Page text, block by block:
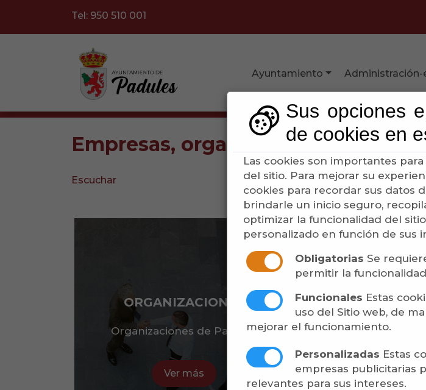
Sus opciones
de cookies en
Las cookies son importantes
del sitio. Para mejorar su
cookies para recordar sus datos
brindarle un inicio seguro,
optimizar la funcionalidad del
personalizado en función de sus
Obligatorias Se
permitir la
Funcionales Estas
uso del Sitio web, de
mejorar el funcionamiento.
Personalizadas Estas
empresas publicitarias
relevantes para sus intereses.
Tel: 950 510 001
Ayuntamiento Administración-
Empresas, organizaciones y
Escuchar
ORGANIZACIONES
Organizaciones de Padules
Ver más
Bares, cafeterías y
Ver